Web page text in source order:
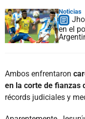
Noticias
en el
Ambos enfrentaron
en la corte de fianzas
récords judiciales y